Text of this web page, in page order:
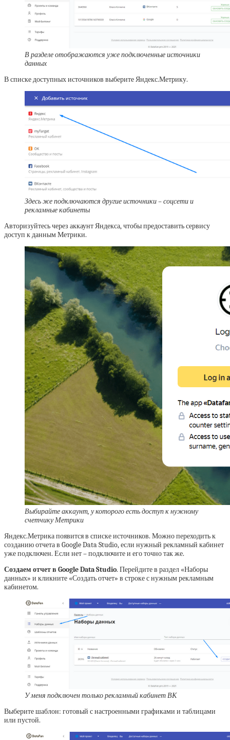
В разделе отображаются уже подключенные источники
данных
В списке доступных источников выберите Яндекс.Метрику.
Здесь же подключаются другие источники – соцсети и
рекламные кабинеты
Авторизуйтесь через аккаунт Яндекса, чтобы предоставить сервису
доступ к данным Метрики.
Выбирайте аккаунт, у которого есть доступ к нужному
счетчику Метрики
Яндекс.Метрика появится в списке источников. Можно переходить к
созданию отчета в Google Data Studio, если нужный рекламный кабинет
уже подключен. Если нет – подключите и его точно так же.
Создаем отчет в Google Data Studio. Перейдите в раздел «Наборы
данных» и кликните «Создать отчет» в строке с нужным рекламным
кабинетом.
У меня подключен только рекламный кабинет ВК
Выберите шаблон: готовый с настроенными графиками и таблицами
или пустой.